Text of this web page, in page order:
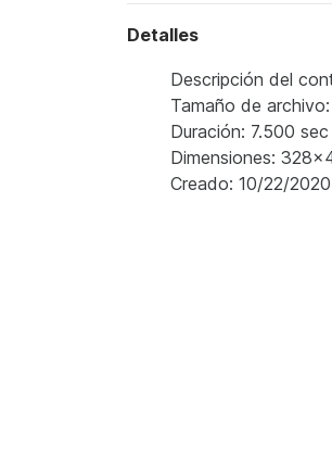
Detalles
Descripción del
Tamaño de
Duración: 7.500 sec
Dimensiones:
Creado: 10/22/